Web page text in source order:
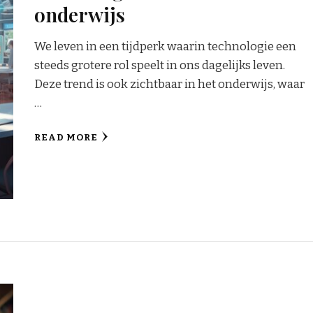
onderwijs
We leven in een tijdperk waarin technologie een
steeds grotere rol speelt in ons dagelijks leven.
Deze trend is ook zichtbaar in het onderwijs, waar
…
READ MORE